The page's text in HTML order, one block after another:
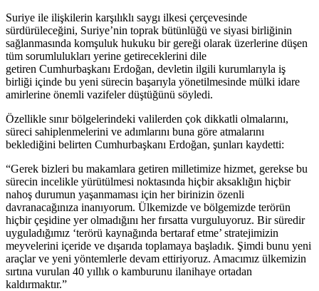
Suriye ile ilişkilerin karşılıklı saygı ilkesi çerçevesinde
sürdürüleceğini, Suriye’nin toprak bütünlüğü ve siyasi birliğinin
sağlanmasında komşuluk hukuku bir gereği olarak üzerlerine düşen
tüm sorumlulukları yerine getireceklerini dile
getiren Cumhurbaşkanı Erdoğan, devletin ilgili kurumlarıyla iş
birliği içinde bu yeni sürecin başarıyla yönetilmesinde mülki idare
amirlerine önemli vazifeler düştüğünü söyledi.
Özellikle sınır bölgelerindeki valilerden çok dikkatli olmalarını,
süreci sahiplenmelerini ve adımlarını buna göre atmalarını
beklediğini belirten Cumhurbaşkanı Erdoğan, şunları kaydetti:
“Gerek bizleri bu makamlara getiren milletimize hizmet, gerekse bu
sürecin incelikle yürütülmesi noktasında hiçbir aksaklığın hiçbir
nahoş durumun yaşanmaması için her birinizin özenli
davranacağınıza inanıyorum. Ülkemizde ve bölgemizde terörün
hiçbir çeşidine yer olmadığını her fırsatta vurguluyoruz. Bir süredir
uyguladığımız ‘terörü kaynağında bertaraf etme’ stratejimizin
meyvelerini içeride ve dışarıda toplamaya başladık. Şimdi bunu yeni
araçlar ve yeni yöntemlerle devam ettiriyoruz. Amacımız ülkemizin
sırtına vurulan 40 yıllık o kamburunu ilanihaye ortadan
kaldırmaktır.”